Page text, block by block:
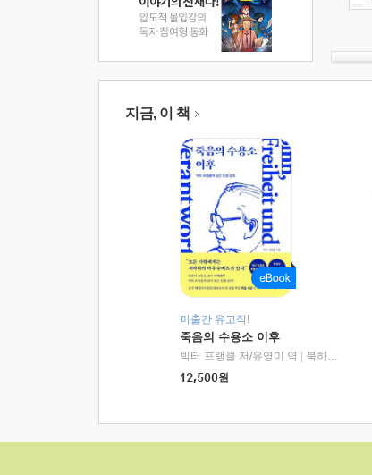
지금, 이 책
미출간 유고작!
죽음의 수용소 이후
빅터 프랭클 저/유영미 역
북하우스
12,500원